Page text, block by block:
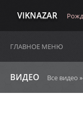
VIKNAZAR
ГЛАВНОЕ МЕНЮ
ВИДЕО Все видео »